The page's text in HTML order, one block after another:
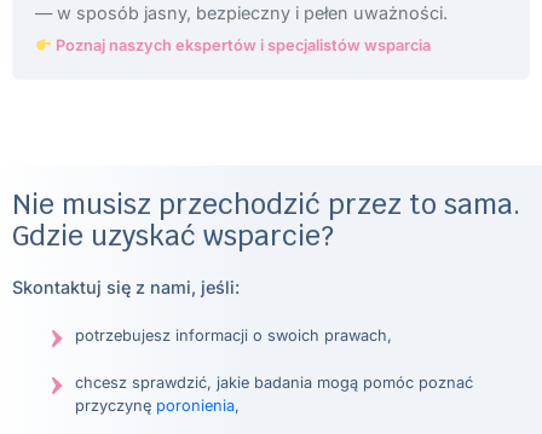
— w sposób jasny, bezpieczny i pełen uważności.
Poznaj naszych ekspertów i specjalistów wsparcia
Nie musisz przechodzić przez to sama.
Gdzie uzyskać wsparcie?
Skontaktuj się z nami, jeśli:
potrzebujesz informacji o swoich prawach,
chcesz sprawdzić, jakie badania mogą pomóc poznać
przyczynę poronienia,